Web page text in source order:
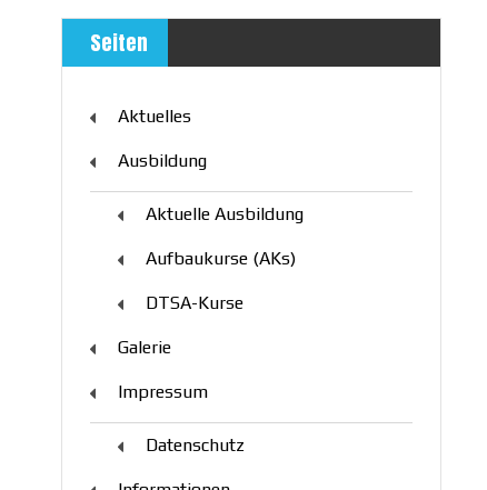
Seiten
Aktuelles
Ausbildung
Aktuelle Ausbildung
Aufbaukurse (AKs)
DTSA-Kurse
Galerie
Impressum
Datenschutz